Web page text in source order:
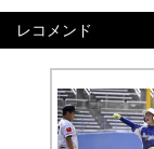
レコメンド